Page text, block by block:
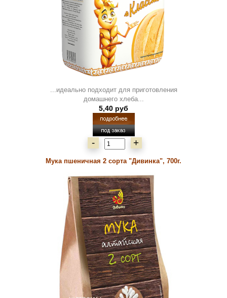
...идеально подходит для приготовления
домашнего хлеба...
5,40 руб
- +
Мука пшеничная 2 сорта "Дивинка", 700г.